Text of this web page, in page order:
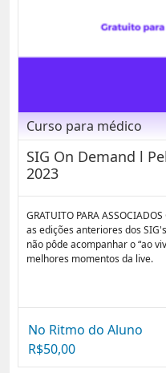
Curso para médico
SIG On Demand l
2023
GRATUITO PARA
as edições anteriores dos
não pôde acompanhar o “ao
melhores momentos da live.
No Ritmo do Aluno
R$50,00